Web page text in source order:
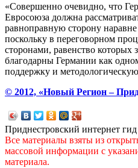
«Совершенно очевидно, что
Евросоюза должна
равноправную сторону
поскольку в переговорном
сторонами, равенство которых
благодарны Германии как
поддержку и
© 2012, «Новый Регион –
Приднестровский интернет
Все материалы взяты из
массовой информации с
материала.